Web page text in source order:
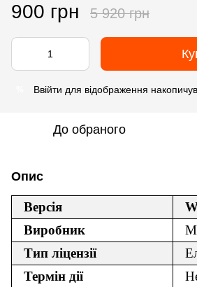
900 грн 5 920 грн
Ввійти для відображення
До обраного
Опис
Версія
Виробник
Тип ліцензії
Термін дії